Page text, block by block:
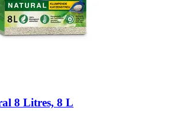
8 Litres, 8 L